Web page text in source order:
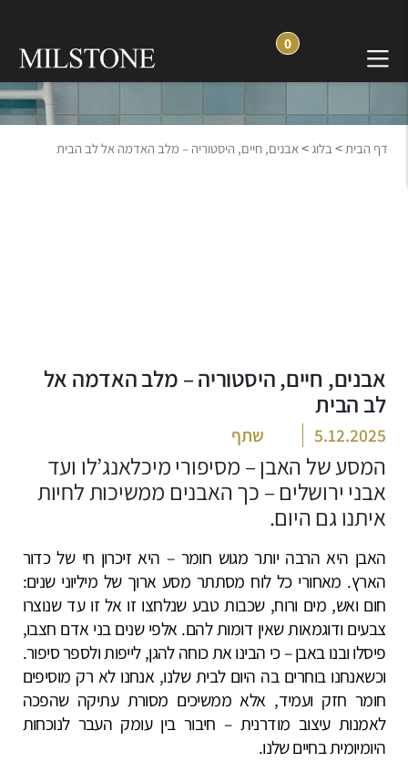
0
בלוג חוויה והשראה
דף הבית> בלוג>אבנים, חיים, היסטוריה – מלב האדמה אל לב הבית
אבנים, חיים, היסטוריה – מלב האדמה אל
לב הבית
5.12.2025 שתף
המסע של האבן – מסיפורי מיכלאנג’לו ועד
אבני ירושלים – כך האבנים ממשיכות לחיות
איתנו גם היום.
האבן היא הרבה יותר מגוש חומר – היא זיכרון חי של כדור
הארץ. מאחורי כל לוח מסתתר מסע ארוך של מיליוני שנים:
חום ואש, מים ורוח, שכבות טבע שנלחצו זו אל זו עד שנוצרו
צבעים ודוגמאות שאין דומות להם. אלפי שנים בני אדם חצבו,
פיסלו ובנו באבן – כי הבינו את כוחה להגן, לייפות ולספר סיפור.
וכשאנחנו בוחרים בה היום לבית שלנו, אנחנו לא רק מוסיפים
חומר חזק ועמיד, אלא ממשיכים מסורת עתיקה שהפכה
לאמנות עיצוב מודרנית – חיבור בין עומק העבר לנוכחות
היומיומית בחיים שלנו.